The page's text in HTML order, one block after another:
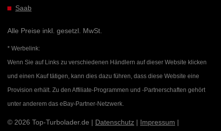
Saab
Alle Preise inkl. gesetzl. MwSt.
* Werbelink:
Wenn Sie auf Links zu verschiedenen Händlern auf dieser Website klicken
und einen Kauf tätigen, kann dies dazu führen, dass diese Website eine
Provision erhält. Zu den Affiliate-Programmen und -Partnerschaften gehört
unter anderem das eBay-Partner-Netzwerk.
© 2026 Top-Turbolader.de | Datenschutz | Impressum |